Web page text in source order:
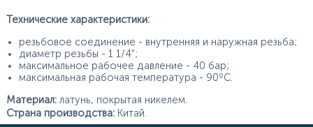
Технические характеристики:
резьбовое соединение - внутренняя и наружная резьба;
диаметр резьбы - 1 1/4";
максимальное рабочее давление - 40 бар;
максимальная рабочая температура - 90ºС.
Материал:латунь, покрытая никелем.
Страна производства:Китай.